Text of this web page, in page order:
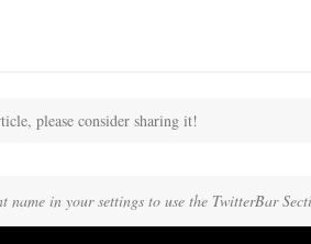
please consider sharing it!
name in your settings to use the TwitterBar